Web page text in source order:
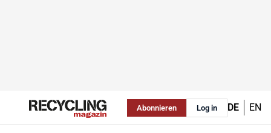
Abonnieren Log in DE EN